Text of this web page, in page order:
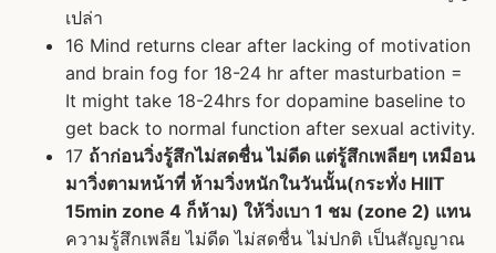
เปล่า
16 Mind returns clear after lacking of motivation
and brain fog for 18-24 hr after masturbation =
It might take 18-24hrs for dopamine baseline to
get back to normal function after sexual activity.
17 ถ้าก่อนวิ่งรู้สึกไม่สดชื่น ไม่ดีด แต่รู้สึกเพลียๆ เหมือน
มาวิ่งตามหน้าที่ ห้ามวิ่งหนักในวันนั้น(กระทั่ง HIIT
15min zone 4 ก็ห้าม) ให้วิ่งเบา 1 ชม (zone 2) แทน
ความรู้สึกเพลีย ไม่ดีด ไม่สดชื่น ไม่ปกติ เป็นสัญญาณ